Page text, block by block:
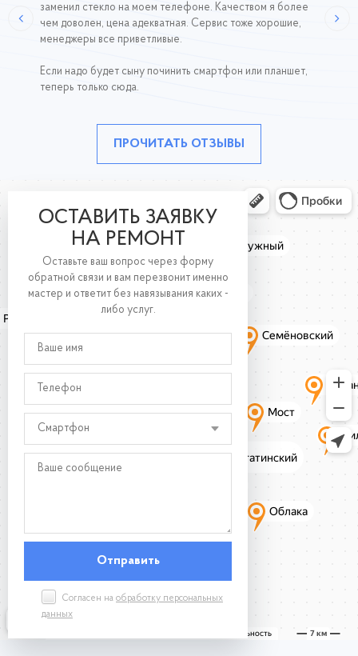
заменил стекло на моем телефоне. Качеством я более
чем доволен, цена адекватная. Сервис тоже хорошие,
менеджеры все приветливые.
Если надо будет сыну починить смартфон или планшет,
теперь только сюда.
ПРОЧИТАТЬ ОТЗЫВЫ
ОСТАВИТЬ ЗАЯВКУ
НА РЕМОНТ
Оставьте ваш вопрос через форму
обратной связи и вам перезвонит именно
мастер и ответит без навязывания каких -
либо услуг.
Смартфон
Согласен на обработку персональных
данных